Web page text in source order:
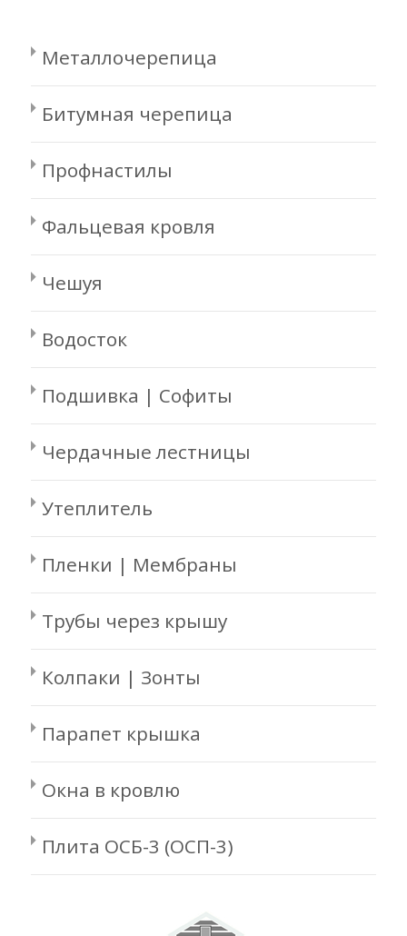
Металлочерепица
Битумная черепица
Профнастилы
Фальцевая кровля
Чешуя
Водосток
Подшивка | Софиты
Чердачные лестницы
Утеплитель
Пленки | Мембраны
Трубы через крышу
Колпаки | Зонты
Парапет крышка
Окна в кровлю
Плита ОСБ-3 (ОСП-3)